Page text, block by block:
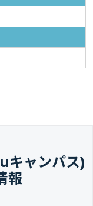
ャンパス)
報